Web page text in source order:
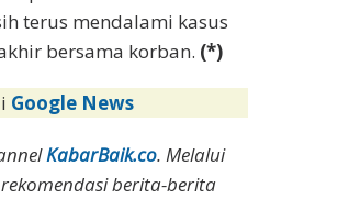
terus mendalami kasus
bersama korban. (*)
Google News
KabarBaik.co. Melalui
berita-berita